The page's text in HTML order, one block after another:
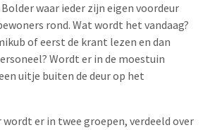
Bolder waar ieder zijn eigen voordeur
rond. Wat wordt het vandaag?
of eerst de krant lezen en dan
Wordt er in de moestuin
uitje buiten de deur op het
er in twee groepen, verdeeld over